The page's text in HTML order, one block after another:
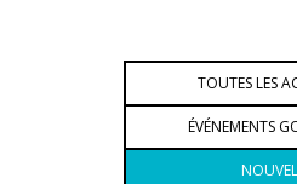
TOUTES LES
ÉVÉNEMENTS